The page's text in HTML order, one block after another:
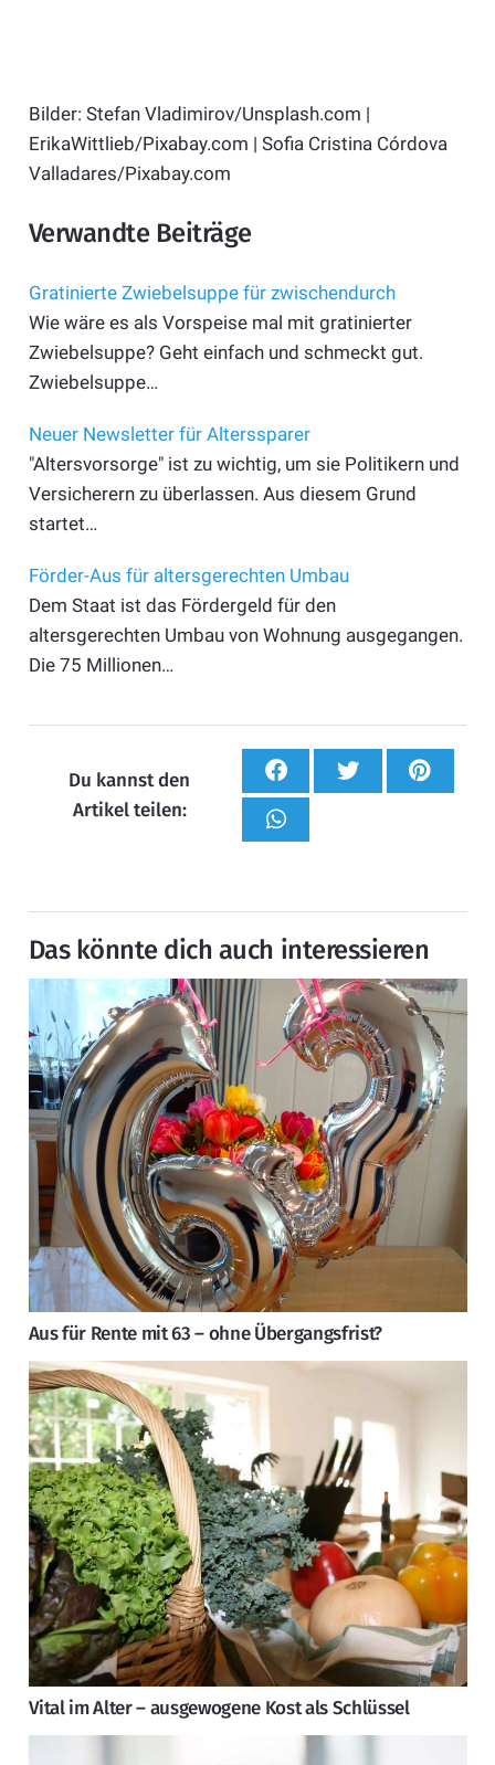
Bilder: Stefan Vladimirov/Unsplash.com |
ErikaWittlieb/Pixabay.com | Sofia Cristina Córdova
Valladares/Pixabay.com
Verwandte Beiträge
Gratinierte Zwiebelsuppe für zwischendurch
Wie wäre es als Vorspeise mal mit gratinierter
Zwiebelsuppe? Geht einfach und schmeckt gut.
Zwiebelsuppe…
Neuer Newsletter für Alterssparer
"Altersvorsorge" ist zu wichtig, um sie Politikern und
Versicherern zu überlassen. Aus diesem Grund
startet…
Förder-Aus für altersgerechten Umbau
Dem Staat ist das Fördergeld für den
altersgerechten Umbau von Wohnung ausgegangen.
Die 75 Millionen…
Du kannst den
Artikel teilen:
Das könnte dich auch interessieren
Aus für Rente mit 63 – ohne Übergangsfrist?
Vital im Alter – ausgewogene Kost als Schlüssel